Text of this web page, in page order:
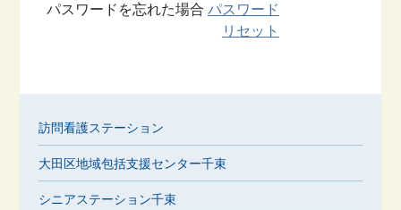
パスワードを忘れた場合 パスワード
リセット
訪問看護ステーション
大田区地域包括支援センター千束
シニアステーション千束